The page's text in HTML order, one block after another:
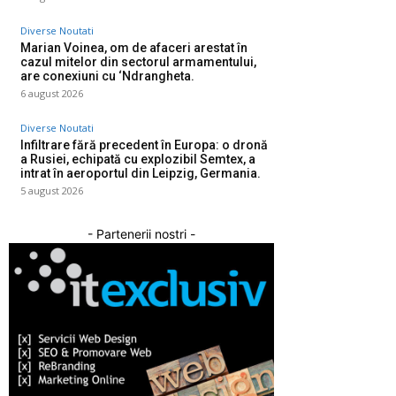
Diverse Noutati
Marian Voinea, om de afaceri arestat în
cazul mitelor din sectorul armamentului,
are conexiuni cu ‘Ndrangheta.
6 august 2026
Diverse Noutati
Infiltrare fără precedent în Europa: o dronă
a Rusiei, echipată cu explozibil Semtex, a
intrat în aeroportul din Leipzig, Germania.
5 august 2026
- Partenerii nostri -